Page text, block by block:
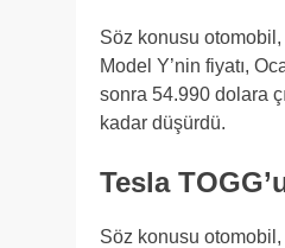
Söz konusu otomobil,
Model Y’nin fiyatı,
sonra 54.990 dolara
kadar düşürdü.
Tesla
Söz konusu